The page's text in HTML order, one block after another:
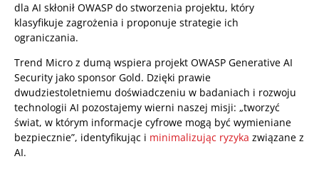
dla AI skłonił OWASP do stworzenia projektu, który
klasyfikuje zagrożenia i proponuje strategie ich
ograniczania.
Trend Micro z dumą wspiera projekt OWASP Generative AI
Security jako sponsor Gold. Dzięki prawie
dwudziestoletniemu doświadczeniu w badaniach i rozwoju
technologii AI pozostajemy wierni naszej misji: „tworzyć
świat, w którym informacje cyfrowe mogą być wymieniane
bezpiecznie”, identyfikując i minimalizując ryzyka związane z
AI.